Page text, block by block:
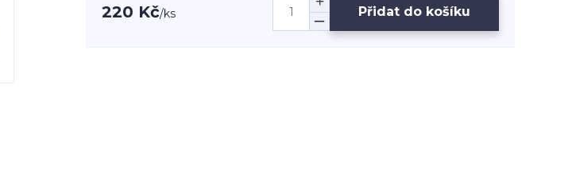
220 Kč/ks Přidat do košíku